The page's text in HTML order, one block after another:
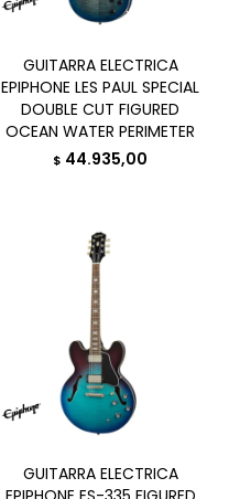
GUITARRA ELECTRICA
EPIPHONE LES PAUL SPECIAL
DOUBLE CUT FIGURED
OCEAN WATER PERIMETER
$ 44.935,00
GUITARRA ELECTRICA